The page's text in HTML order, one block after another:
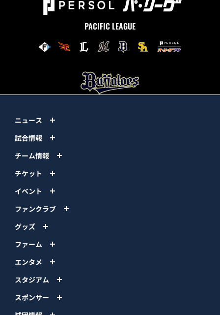
PACIFIC LEAGUE
ニュース
試合情報
チーム情報
チケット
イベント
ファンクラブ
グッズ
ファーム
エンタメ
スタジアム
スポンサー